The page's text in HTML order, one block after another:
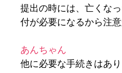
提出の時には、亡くな
付が必要になるから注意
あんちゃん
他に必要な手続きはあ